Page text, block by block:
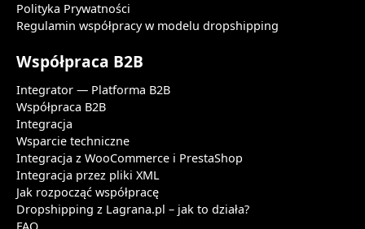
Polityka Prywatności
Regulamin współpracy w modelu dropshipping
Współpraca B2B
Integrator — Platforma B2B
Współpraca B2B
Integracja
Wsparcie techniczne
Integracja z WooCommerce i PrestaShop
Integracja przez pliki XML
Jak rozpocząć współpracę
Dropshipping z Lagrana.pl – jak to działa?